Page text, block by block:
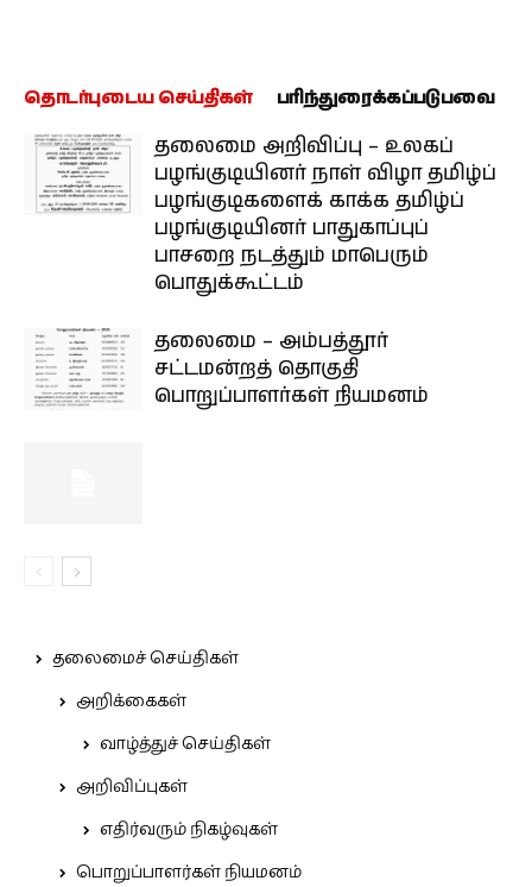
தொடர்புடைய செய்திகள் பரிந்துரைக்கப்படுபவை
தலைமை அறிவிப்பு – உலகப்
பழங்குடியினர் நாள் விழா தமிழ்ப்
பழங்குடிகளைக் காக்க தமிழ்ப்
பழங்குடியினர் பாதுகாப்புப்
பாசறை நடத்தும் மாபெரும்
பொதுக்கூட்டம்
தலைமை – அம்பத்தூர்
சட்டமன்றத் தொகுதி
பொறுப்பாளர்கள் நியமனம்
தலைமைச் செய்திகள்
அறிக்கைகள்
வாழ்த்துச் செய்திகள்
அறிவிப்புகள்
எதிர்வரும் நிகழ்வுகள்
பொறுப்பாளர்கள் நியமனம்